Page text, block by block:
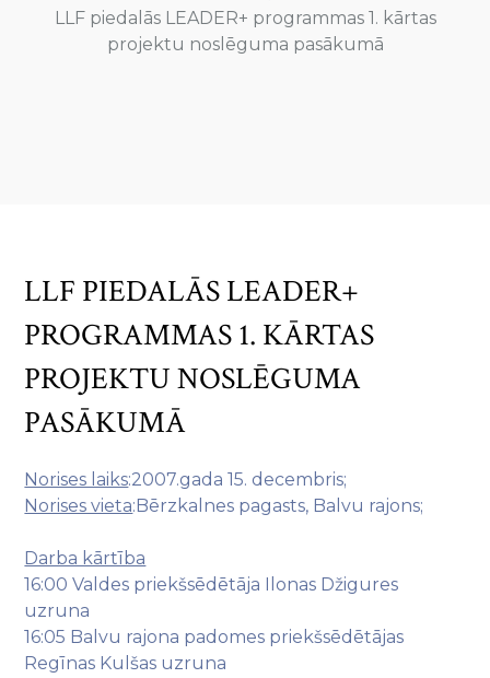
LLF piedalās LEADER+ programmas 1. kārtas
projektu noslēguma pasākumā
LLF PIEDALĀS LEADER+
PROGRAMMAS 1. KĀRTAS
PROJEKTU NOSLĒGUMA
PASĀKUMĀ
Norises laiks:2007.gada 15. decembris;
Norises vieta:Bērzkalnes pagasts, Balvu rajons;
Darba kārtība
16:00 Valdes priekšsēdētāja Ilonas Džigures
uzruna
16:05 Balvu rajona padomes priekšsēdētājas
Regīnas Kulšas uzruna